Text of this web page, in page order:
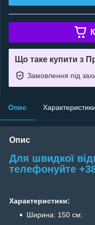
Що таке купити з
Замовлення під
Опис Характеристики
Опис
Для швидкої
телефонуйте
Характеристики:
Ширина: 150 см;